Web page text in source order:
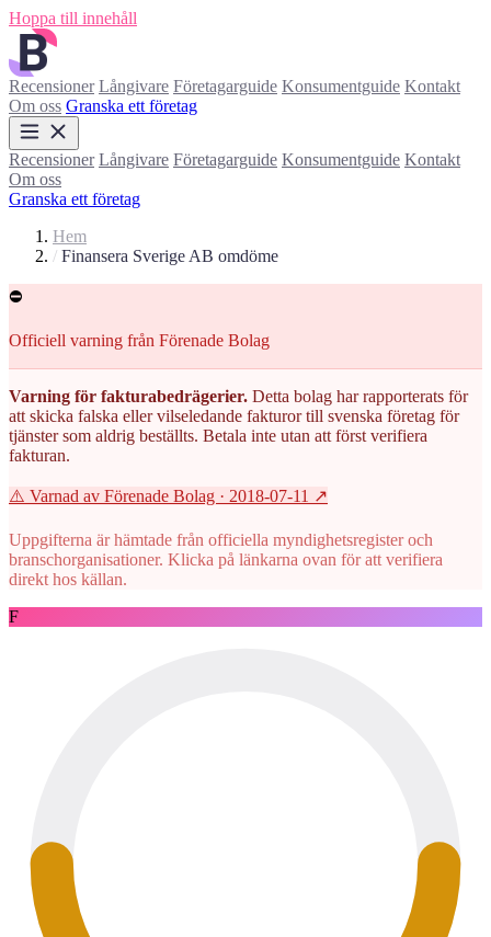
Hoppa till innehåll
Recensioner Långivare Företagarguide Konsumentguide Kontakt
Om oss Granska ett företag
Recensioner Långivare Företagarguide Konsumentguide Kontakt
Om oss
Granska ett företag
Hem
/ Finansera Sverige AB omdöme
⛔
Officiell varning från Förenade Bolag
Varning för fakturabedrägerier. Detta bolag har rapporterats för
att skicka falska eller vilseledande fakturor till svenska företag för
tjänster som aldrig beställts. Betala inte utan att först verifiera
fakturan.
⚠️ Varnad av Förenade Bolag · 2018-07-11 ↗
Uppgifterna är hämtade från officiella myndighetsregister och
branschorganisationer. Klicka på länkarna ovan för att verifiera
direkt hos källan.
F